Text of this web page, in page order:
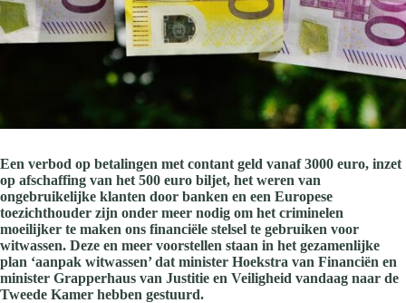
Een verbod op betalingen met contant geld vanaf 3000 euro, inzet
op afschaffing van het 500 euro biljet, het weren van
ongebruikelijke klanten door banken en een Europese
toezichthouder zijn onder meer nodig om het criminelen
moeilijker te maken ons financiële stelsel te gebruiken voor
witwassen. Deze en meer voorstellen staan in het gezamenlijke
plan ‘aanpak witwassen’ dat minister Hoekstra van Financiën en
minister Grapperhaus van Justitie en Veiligheid vandaag naar de
Tweede Kamer hebben gestuurd.